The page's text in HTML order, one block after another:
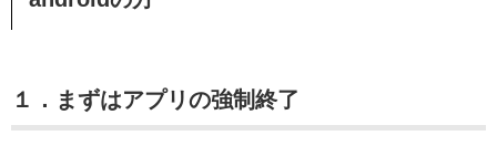
１．まずはアプリの強制終了